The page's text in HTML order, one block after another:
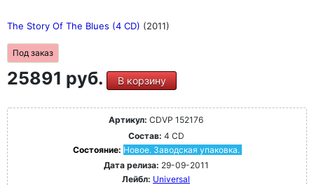
The Story Of The Blues (4 CD) (2011)
Под заказ
25891 руб. В корзину
Артикул: CDVP 152176
Состав: 4 CD
Состояние: Новое. Заводская упаковка.
Дата релиза: 29-09-2011
Лейбл: Universal